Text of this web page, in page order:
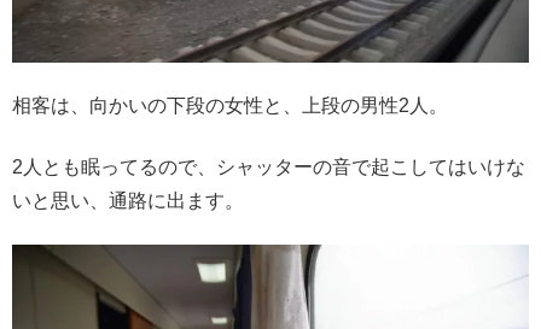
相客は、向かいの下段の女性と、上段の男性2人。
2人とも眠ってるので、シャッターの音で起こしてはいけな
いと思い、通路に出ます。